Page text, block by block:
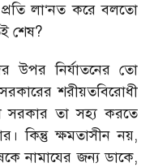
লা‘নত করে বলতো
শেষ?
উপর নির্যাতনের তো
শরীয়তবিরোধী
সরকার তা সহ্য করতে
কিন্তু ক্ষমতাসীন নয়,
নামাযের জন্য ডাকে,